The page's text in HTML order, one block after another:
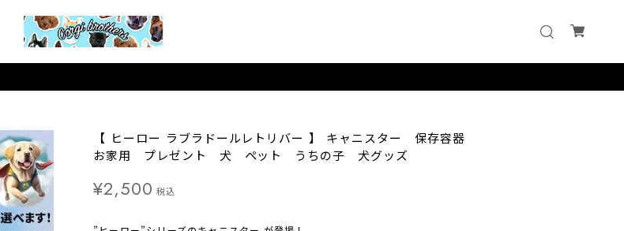
【 ヒーロー ラブラドールレトリバー 】 キャニスター 保存容器
お家用 プレゼント 犬 ペット うちの子 犬グッズ
¥2,500 税込